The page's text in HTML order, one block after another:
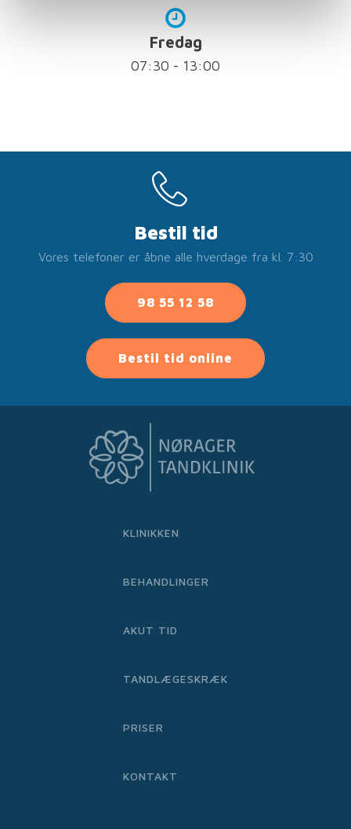
Fredag
07:30 - 13:00
Bestil tid
Vores telefoner er åbne alle hverdage fra kl. 7:30
98 55 12 58
Bestil tid online
KLINIKKEN
BEHANDLINGER
AKUT TID
TANDLÆGESKRÆK
PRISER
KONTAKT